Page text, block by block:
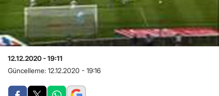
12.12.2020 - 19:11
Güncelleme: 12.12.2020 - 19:16